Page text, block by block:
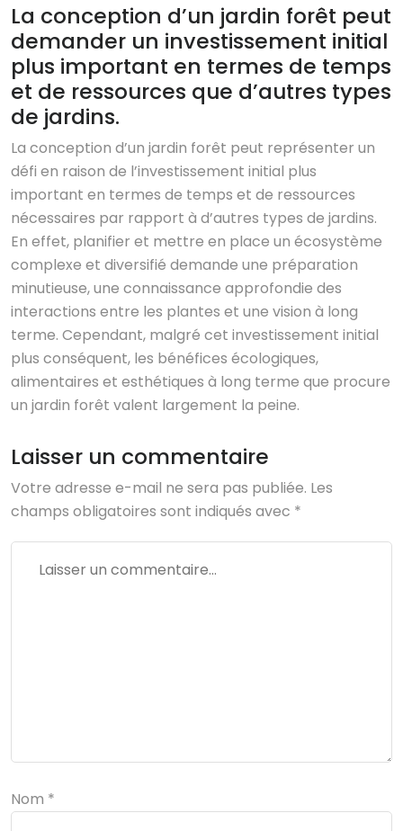
La conception d’un jardin forêt peut
demander un investissement initial
plus important en termes de temps
et de ressources que d’autres types
de jardins.
La conception d’un jardin forêt peut représenter un
défi en raison de l’investissement initial plus
important en termes de temps et de ressources
nécessaires par rapport à d’autres types de jardins.
En effet, planifier et mettre en place un écosystème
complexe et diversifié demande une préparation
minutieuse, une connaissance approfondie des
interactions entre les plantes et une vision à long
terme. Cependant, malgré cet investissement initial
plus conséquent, les bénéfices écologiques,
alimentaires et esthétiques à long terme que procure
un jardin forêt valent largement la peine.
Laisser un commentaire
Votre adresse e-mail ne sera pas publiée. Les
champs obligatoires sont indiqués avec *
Nom *